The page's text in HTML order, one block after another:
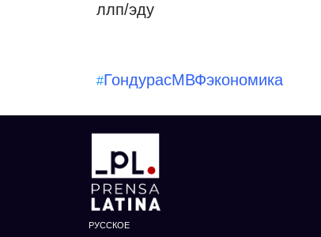
ллп/эду
#ГондурасМВФэкономика
РУССКОЕ